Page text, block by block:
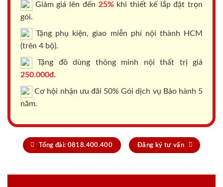
Giảm giá lên đến 25%khi thiết kế lắp đặt trọn
gói.
Tặng phụ kiện, giao miễn phí nội thành HCM
(trên 4 bộ).
Tặng đồ dùng thông minh nội thất trị giá
250.000đ.
Cơ hội nhận ưu đãi 50% Gói dịch vụ Bảo hành 5
năm.
Tổng đài: 0818.400.400 Đăng ký tư vấn